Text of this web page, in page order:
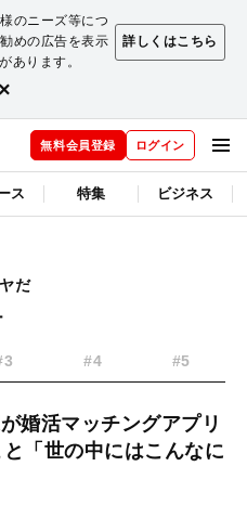
のニーズ等につ
めの広告を表示
あります。
詳しくはこちら
×
無料会員登録 ログイン
ス 特集 ビジネス
だ
#4 #5
婚活マッチングアプリ
「世の中にはこんなに